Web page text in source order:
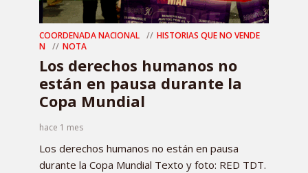
COORDENADA NACIONAL
HISTORIAS QUE NO VENDE
N
NOTA
Los derechos humanos no
están en pausa durante la
Copa Mundial
hace 1 mes
Los derechos humanos no están en pausa
durante la Copa Mundial Texto y foto: RED TDT.